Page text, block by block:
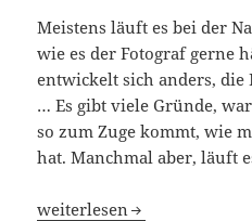
Meistens läuft es bei der
wie es der Fotograf gerne
entwickelt sich anders,
… Es gibt viele Gründe,
so zum Zuge kommt, wie
hat. Manchmal aber, läuft
Galerie 268 – Meistens …
weiterlesen